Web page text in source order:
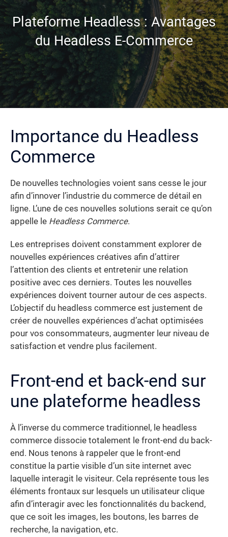
Plateforme Headless : Avantages
du Headless E-Commerce
Importance du Headless
Commerce
De nouvelles technologies voient sans cesse le jour
afin d’innover l’industrie du commerce de détail en
ligne. L’une de ces nouvelles solutions serait ce qu’on
appelle le Headless Commerce.
Les entreprises doivent constamment explorer de
nouvelles expériences créatives afin d’attirer
l’attention des clients et entretenir une relation
positive avec ces derniers. Toutes les nouvelles
expériences doivent tourner autour de ces aspects.
L’objectif du headless commerce est justement de
créer de nouvelles expériences d’achat optimisées
pour vos consommateurs, augmenter leur niveau de
satisfaction et vendre plus facilement.
Front-end et back-end sur
une plateforme headless
À l’inverse du commerce traditionnel, le headless
commerce dissocie totalement le front-end du back-
end. Nous tenons à rappeler que le front-end
constitue la partie visible d’un site internet avec
laquelle interagit le visiteur. Cela représente tous les
éléments frontaux sur lesquels un utilisateur clique
afin d’interagir avec les fonctionnalités du backend,
que ce soit les images, les boutons, les barres de
recherche, la navigation, etc.